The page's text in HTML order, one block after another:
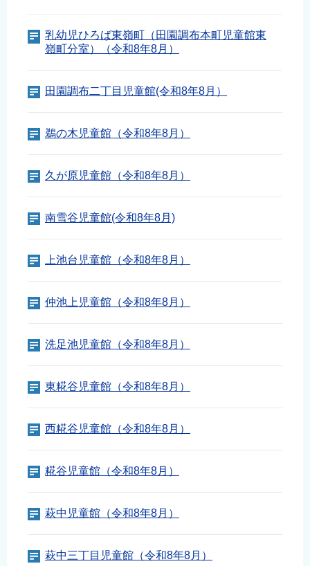
乳幼児ひろば東嶺町（田園調布本町児童館東
嶺町分室）（令和8年8月）
田園調布二丁目児童館(令和8年8月）
鵜の木児童館（令和8年8月）
久が原児童館（令和8年8月）
南雪谷児童館(令和8年8月)
上池台児童館（令和8年8月）
仲池上児童館（令和8年8月）
洗足池児童館（令和8年8月）
東糀谷児童館（令和8年8月）
西糀谷児童館（令和8年8月）
糀谷児童館（令和8年8月）
萩中児童館（令和8年8月）
萩中三丁目児童館（令和8年8月）